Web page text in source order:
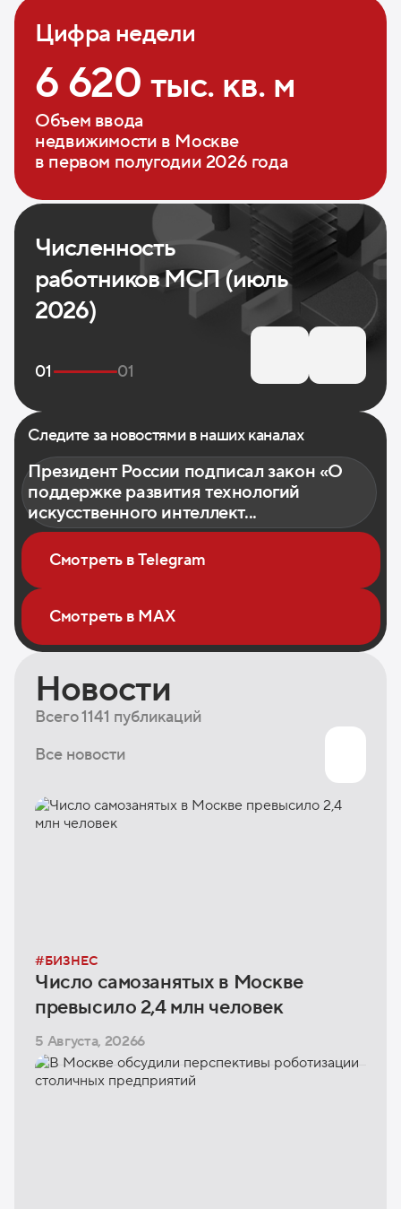
Цифра недели
6 620 тыс. кв. м
Объем ввода
недвижимости в Москве
в первом полугодии 2026 года
Численность
работников МСП (июль
2026)
в
01 01
Следите за новостямив наших каналах
Президент России подписал закон «О
поддержке развития технологий
искусственного интеллект...
Смотреть в Telegram
Смотреть в MAX
Новости
Всего 1141 публикаций
Все новости
#БИЗНЕС
Число самозанятых в Москве
превысило 2,4 млн человек
5 Августа, 20266